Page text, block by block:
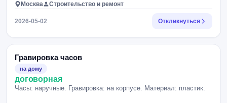
Москва Строительство и ремонт
2026-05-02 Откликнуться
Гравировка часов
на дому
договорная
Часы: наручные. Гравировка: на корпусе. Материал: пластик.